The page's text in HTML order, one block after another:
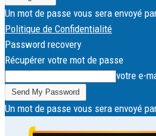
Un mot de passe vous sera envoyé
Politique de Confidentialité
Password recovery
Récupérer votre mot de passe
votre e-
Un mot de passe vous sera envoyé